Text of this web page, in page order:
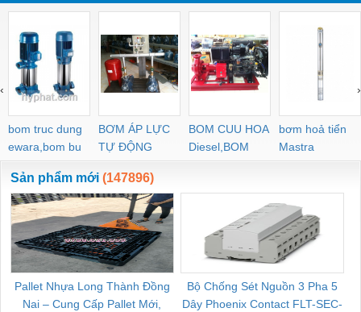
bom truc dung
ewara,bom bu
ewara
BƠM ÁP LỰC
TỰ ĐỘNG
BOM CUU HOA
Diesel,BOM
CHUA CHAY
bơm hoả tiển
Mastra
‹ ›
Sản phẩm mới (147896)
Pallet Nhựa Long Thành Đồng
Nai – Cung Cấp Pallet Mới,
Bộ Chống Sét Nguồn 3 Pha 5
Dây Phoenix Contact FLT-SEC-